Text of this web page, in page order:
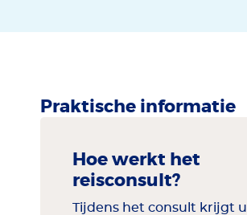
Praktische informatie
Hoe werkt het
reisconsult?
Tijdens het consult krijgt u